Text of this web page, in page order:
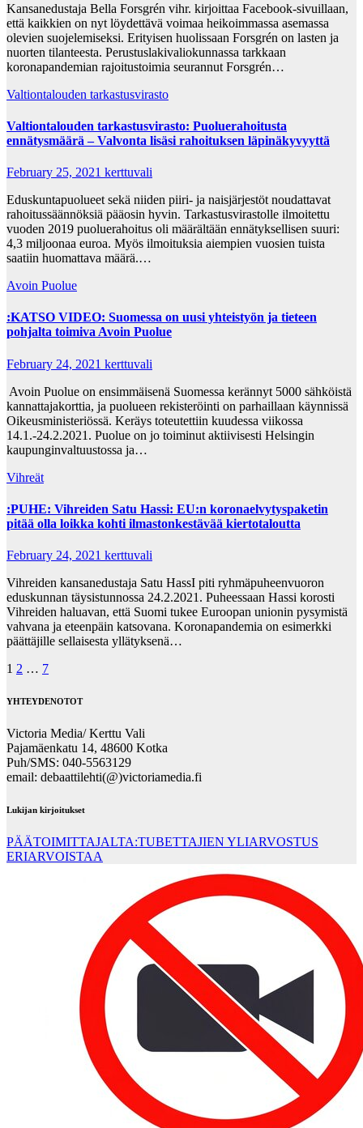
Kansanedustaja Bella Forsgrén vihr. kirjoittaa Facebook-sivuillaan,
että kaikkien on nyt löydettävä voimaa heikoimmassa asemassa
olevien suojelemiseksi. Erityisen huolissaan Forsgrén on lasten ja
nuorten tilanteesta. Perustuslakivaliokunnassa tarkkaan
koronapandemian rajoitustoimia seurannut Forsgrén…
Valtiontalouden tarkastusvirasto
Valtiontalouden tarkastusvirasto: Puoluerahoitusta
ennätysmäärä – Valvonta lisäsi rahoituksen läpinäkyvyyttä
February 25, 2021 kerttuvali
Eduskuntapuolueet sekä niiden piiri- ja naisjärjestöt noudattavat
rahoitussäännöksiä pääosin hyvin. Tarkastusvirastolle ilmoitettu
vuoden 2019 puoluerahoitus oli määrältään ennätyksellisen suuri:
4,3 miljoonaa euroa. Myös ilmoituksia aiempien vuosien tuista
saatiin huomattava määrä.…
Avoin Puolue
:KATSO VIDEO: Suomessa on uusi yhteistyön ja tieteen
pohjalta toimiva Avoin Puolue
February 24, 2021 kerttuvali
Avoin Puolue on ensimmäisenä Suomessa kerännyt 5000 sähköistä
kannattajakorttia, ja puolueen rekisteröinti on parhaillaan käynnissä
Oikeusministeriössä. Keräys toteutettiin kuudessa viikossa
14.1.-24.2.2021. Puolue on jo toiminut aktiivisesti Helsingin
kaupunginvaltuustossa ja…
Vihreät
:PUHE: Vihreiden Satu Hassi: EU:n koronaelvytyspaketin
pitää olla loikka kohti ilmastonkestävää kiertotaloutta
February 24, 2021 kerttuvali
Vihreiden kansanedustaja Satu HassI piti ryhmäpuheenvuoron
eduskunnan täysistunnossa 24.2.2021. Puheessaan Hassi korosti
Vihreiden haluavan, että Suomi tukee Euroopan unionin pysymistä
vahvana ja eteenpäin katsovana. Koronapandemia on esimerkki
päättäjille sellaisesta yllätyksenä…
Posts
pagination
1 2 … 7
YHTEYDENOTOT
Victoria Media/ Kerttu Vali
Pajamäenkatu 14, 48600 Kotka
Puh/SMS: 040-5563129
email: debaattilehti(@)victoriamedia.fi
Lukijan kirjoitukset
PÄÄTOIMITTAJALTA:TUBETTAJIEN YLIARVOSTUS
ERIARVOISTAA